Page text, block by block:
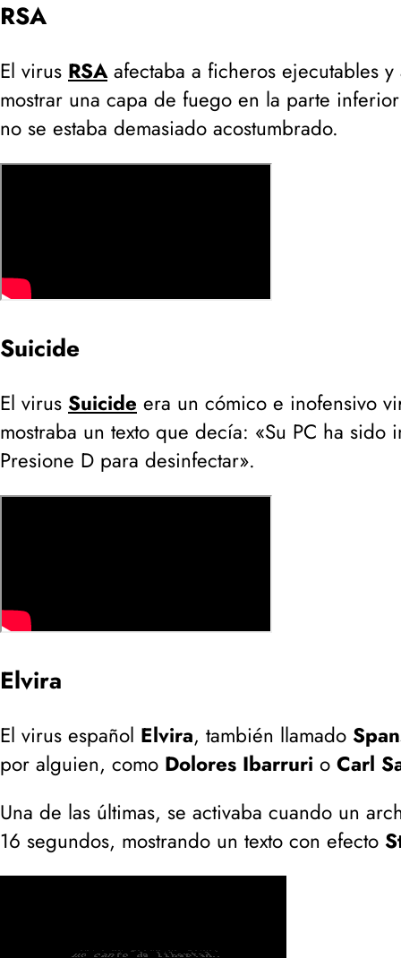
RSA
El virus RSAafectaba a ficheros ejecutables
mostrar una capa de fuego en la parte
no se estaba demasiado acostumbrado.
Suicide
El virus Suicide era un cómico e inofensivo
mostraba un texto que decía: «Su PC ha
Presione D para desinfectar».
Elvira
El virus español Elvira, también llamado
por alguien, como Dolores Ibarruri o Carl
Una de las últimas, se activaba cuando un
16 segundos, mostrando un texto con efecto